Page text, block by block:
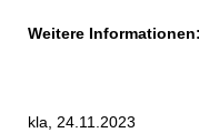
Weitere Informationen:
kla, 24.11.2023